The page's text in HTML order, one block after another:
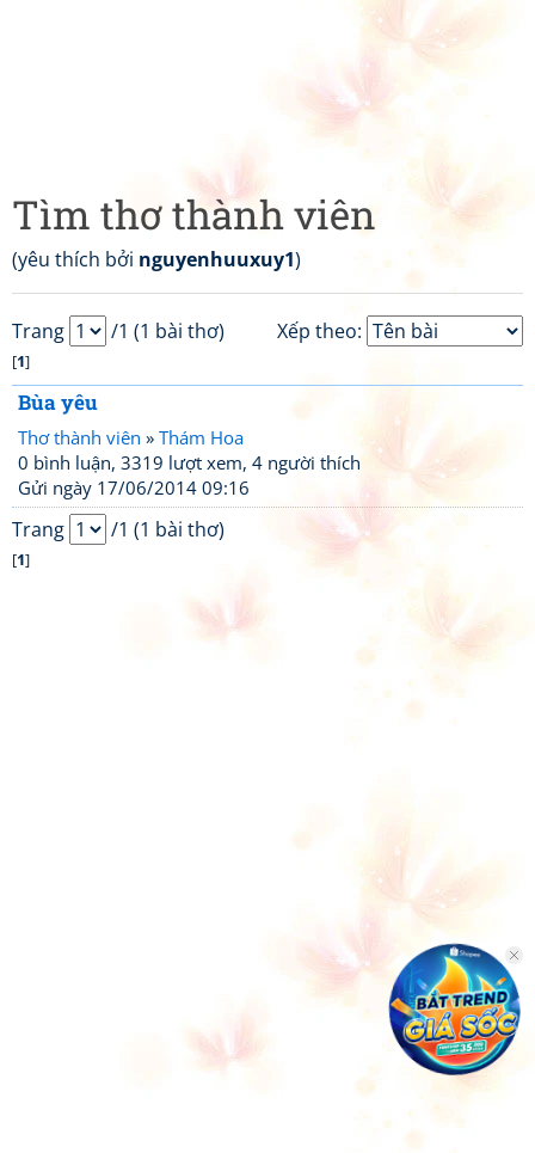
Tìm thơ thành viên
(yêu thích bởi nguyenhuuxuy1)
Xếp theo:
Trang /1 (1 bài thơ)
[1]
Bùa yêu
Thơ thành viên » Thám Hoa
0 bình luận, 3319 lượt xem, 4 người thích
Gửi ngày 17/06/2014 09:16
Trang /1 (1 bài thơ)
[1]